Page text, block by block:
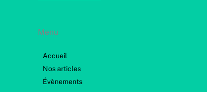
Menu
Accueil
Nos articles
Évènements